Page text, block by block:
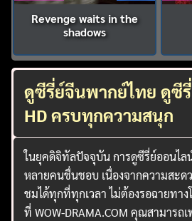
Revenge waits in the
shadows
ดูซีรี่ย์จีนพากย์ไทย ดูซี
HD ครบทุกความสนุก
ในยุคดิจิทัลปัจจุบัน การดูซีรี่ย์ออนไล
หลายคนชื่นชอบ เนื่องจากความสะด
ชมได้ทุกที่ทุกเวลา ไม่ต้องรอฉายทา
ที่ WOW-DRAMA.COM คุณสามาร